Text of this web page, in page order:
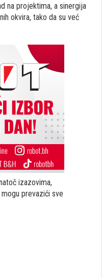
na projektima, a sinergija
okvira, tako da su već
izazovima,
prevazići sve